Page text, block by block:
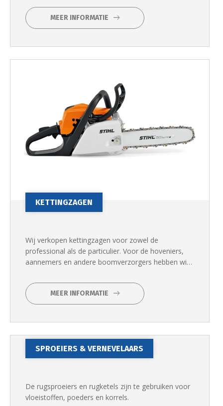
slijpen en polijsten van beton.
MEER INFORMATIE
KETTINGZAGEN
Wij verkopen kettingzagen voor zowel de
professional als de particulier. Voor de hoveniers,
aannemers en andere boomverzorgers hebben wij
MEER INFORMATIE
SPROEIERS & VERNEVELAARS
De rugsproeiers en rugketels zijn te gebruiken voor
vloeistoffen, poeders en korrels.